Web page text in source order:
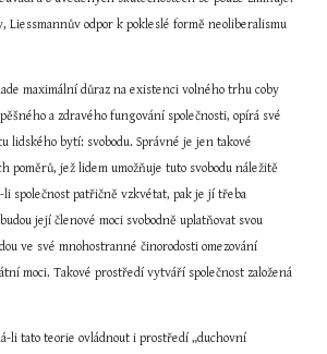
Liessmannův odpor k pokleslé formě neoliberalismu
maximální důraz na existenci volného trhu coby
a zdravého fungování společnosti, opírá své
lidského bytí: svobodu. Správné je jen takové
poměrů, jež lidem umožňuje tuto svobodu náležitě
li společnost patřičně vzkvétat, pak je jí třeba
její členové moci svobodně uplatňovat svou
ve své mnohostranné činorodosti omezování
moci. Takové prostředí vytváří společnost založená
li tato teorie ovládnout i prostředí „duchovní